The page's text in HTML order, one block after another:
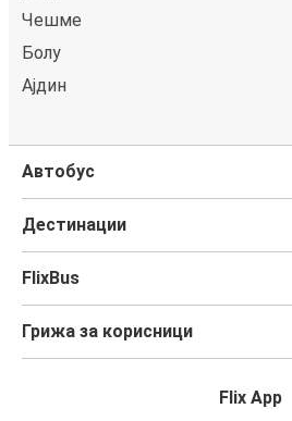
Чешме
Болу
Ајдин
Автобус
Дестинации
FlixBus
Грижа за корисници
Flix App